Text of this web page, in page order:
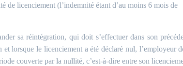
de licenciement (l’indemnité étant d’au moins 6 mois de
sa réintégration, qui doit s’effectuer dans son
lorsque le licenciement a été déclaré nul, l’employeur
couverte par la nullité, c’est-à-dire entre son